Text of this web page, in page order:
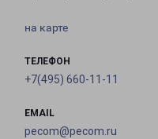
на карте
ТЕЛЕФОН
+7(495) 660-11-11
EMAIL
pecom@pecom.ru